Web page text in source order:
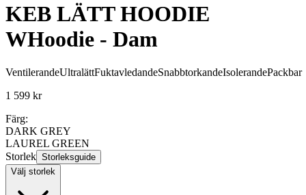
KEB LÄTT HOODIE
WHoodie - Dam
VentilerandeUltralättFuktavledandeSnabbtorkandeIsolerandePackbar
1 599 kr
Färg:
DARK GREY
LAUREL GREEN
Storlek Storleksguide
Välj storlek